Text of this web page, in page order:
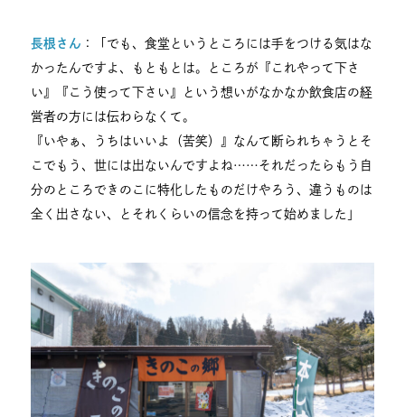
長根さん ：「でも、食堂というところには手をつける気はな
かったんですよ、もともとは。ところが『これやって下さ
い』『こう使って下さい』という想いがなかなか飲食店の経
営者の方には伝わらなくて。
『いやぁ、うちはいいよ（苦笑）』なんて断られちゃうとそ
こでもう、世には出ないんですよね……それだったらもう自
分のところできのこに特化したものだけやろう、違うものは
全く出さない、とそれくらいの信念を持って始めました」